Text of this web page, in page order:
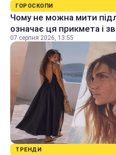
ГОРОСКОПИ
Чому не можна мити
означає ця прикмета і
07 серпня 2026, 13:55
ТРЕНДИ